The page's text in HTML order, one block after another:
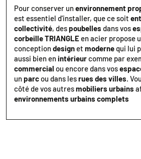
Pour conserver unenvironnement
est essentiel d'installer, que ce soit
collectivité, despoubelles dans vos
corbeille TRIANGLEen acier propose
conceptiondesignet modernequi lui
aussi bien enintérieurcomme par
commercial ou encore dans vos
unparcou dans lesrues des villes.
côté de vos autresmobiliers urbains
environnements urbains complets